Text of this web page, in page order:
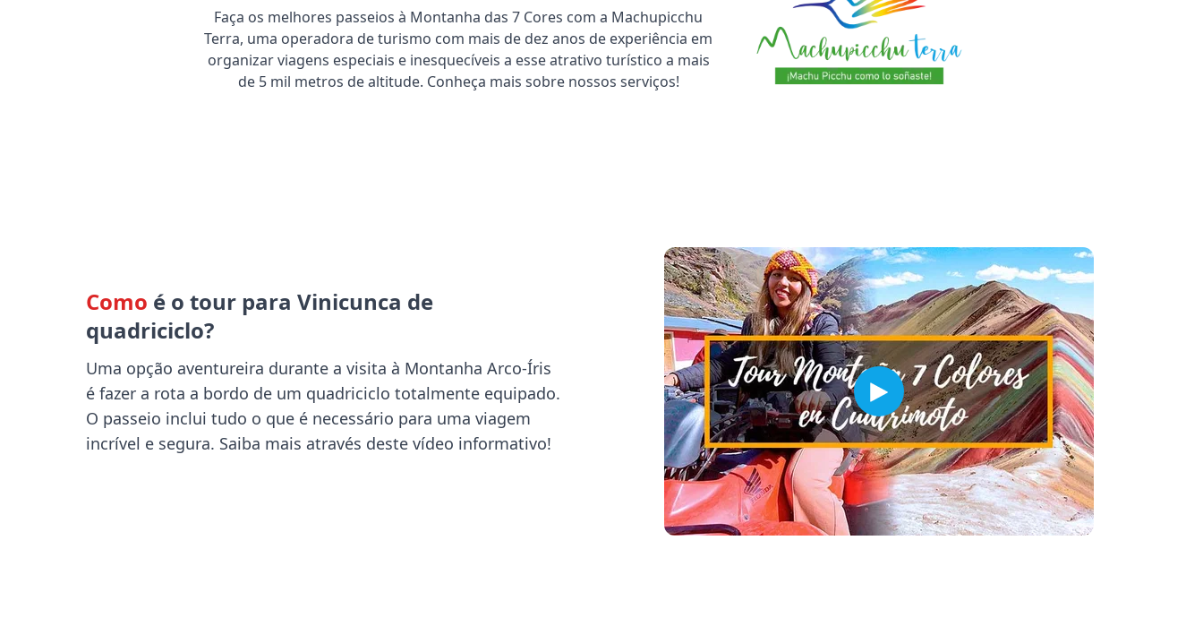
Faça os melhores passeios à Montanha das 7 Cores com a Machupicchu
Terra, uma operadora de turismo com mais de dez anos de experiência em
organizar viagens especiais e inesquecíveis a esse atrativo turístico a mais
de 5 mil metros de altitude. Conheça mais sobre nossos serviços!
Como é o tour para Vinicunca de
quadriciclo?
Uma opção aventureira durante a visita à Montanha Arco-Íris
é fazer a rota a bordo de um quadriciclo totalmente equipado.
O passeio inclui tudo o que é necessário para uma viagem
incrível e segura. Saiba mais através deste vídeo informativo!